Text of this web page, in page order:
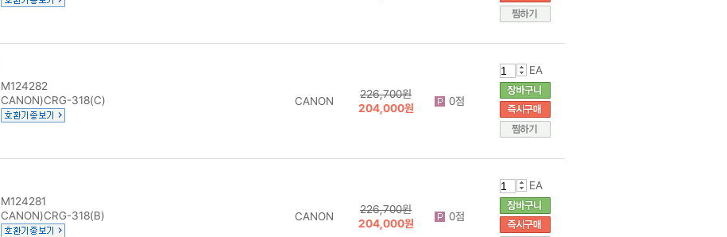
M124282
CANON)CRG-318(C)
CANON
226,700원
204,000원
0점
EA
M124281
CANON)CRG-318(B)
CANON
226,700원
204,000원
0점
EA